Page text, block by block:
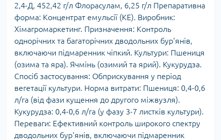
2,4-Д, 452,42 г/л Флорасулам, 6,25 г/л Препаративна
форма: Концентрат емульсії (КЕ). Виробник:
Хімагромаркетинг. Призначення: Контроль
однорічних та багаторічних дводольних бур'янів,
включаючи підмаренник чіпкий. Культури: Пшениця
(озима та яра). Ячмінь (озимий та ярий). Кукурудза.
Спосіб застосування: Обприскування у період
вегетації культури. Норма витрати: Пшениця: 0,4-0,6
л/га (від фази кущення до другого міжвузля).
Кукурудза: 0,4-0,6 л/га (у фазу 3-7 листків культури).
Переваги: Ефективний контроль широкого спектру
дводольних бур'янів, включаючи підмаренник